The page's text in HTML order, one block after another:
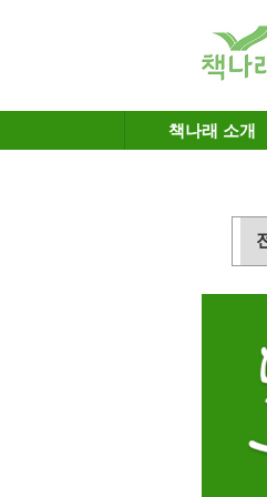
책나래 소개